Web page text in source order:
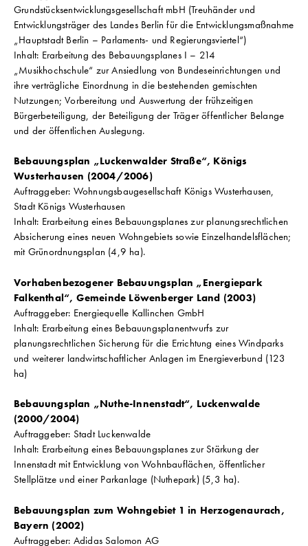
Grundstücksentwicklungsgesellschaft mbH (Treuhänder und
Entwicklungsträger des Landes Berlin für die Entwicklungsmaßnahme
„Hauptstadt Berlin – Parlaments- und Regierungsviertel“)
Inhalt: Erarbeitung des Bebauungsplanes I – 214
„Musikhochschule“ zur Ansiedlung von Bundeseinrichtungen und
ihre verträgliche Einordnung in die bestehenden gemischten
Nutzungen; Vorbereitung und Auswertung der frühzeitigen
Bürgerbeteiligung, der Beteiligung der Träger öffentlicher Belange
und der öffentlichen Auslegung.
Bebauungsplan „Luckenwalder Straße“, Königs
Wusterhausen (2004/2006)
Auftraggeber: Wohnungsbaugesellschaft Königs Wusterhausen,
Stadt Königs Wusterhausen
Inhalt: Erarbeitung eines Bebauungsplanes zur planungsrechtlichen
Absicherung eines neuen Wohngebiets sowie Einzelhandelsflächen;
mit Grünordnungsplan (4,9 ha).
Vorhabenbezogener Bebauungsplan „Energiepark
Falkenthal“, Gemeinde Löwenberger Land (2003)
Auftraggeber: Energiequelle Kallinchen GmbH
Inhalt: Erarbeitung eines Bebauungsplanentwurfs zur
planungsrechtlichen Sicherung für die Errichtung eines Windparks
und weiterer landwirtschaftlicher Anlagen im Energieverbund (123
ha)
Bebauungsplan „Nuthe-Innenstadt“, Luckenwalde
(2000/2004)
Auftraggeber: Stadt Luckenwalde
Inhalt: Erarbeitung eines Bebauungsplanes zur Stärkung der
Innenstadt mit Entwicklung von Wohnbauflächen, öffentlicher
Stellplätze und einer Parkanlage (Nuthepark) (5,3 ha).
Bebauungsplan zum Wohngebiet 1 in Herzogenaurach,
Bayern (2002)
Auftraggeber: Adidas Salomon AG